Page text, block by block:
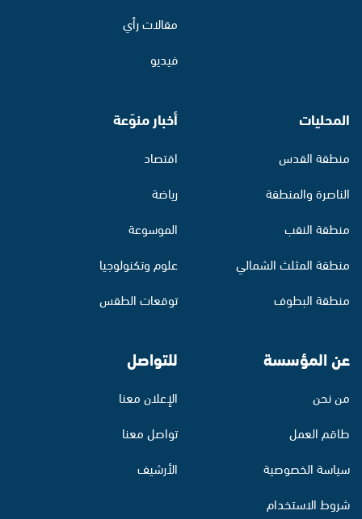
مقالات رأي
فيديو
المحليات
منطقة القدس
الناصرة والمنطقة
منطقة النقب
منطقة المثلث الشمالي
منطقة البطوف
أخبار منوّعة
اقتصاد
رياضة
الموسوعة
علوم وتكنولوجيا
توقعات الطقس
عن المؤسسة
من نحن
طاقم العمل
سياسة الخصوصية
شروط الاستخدام
للتواصل
الإعلان معنا
تواصل معنا
الأرشيف